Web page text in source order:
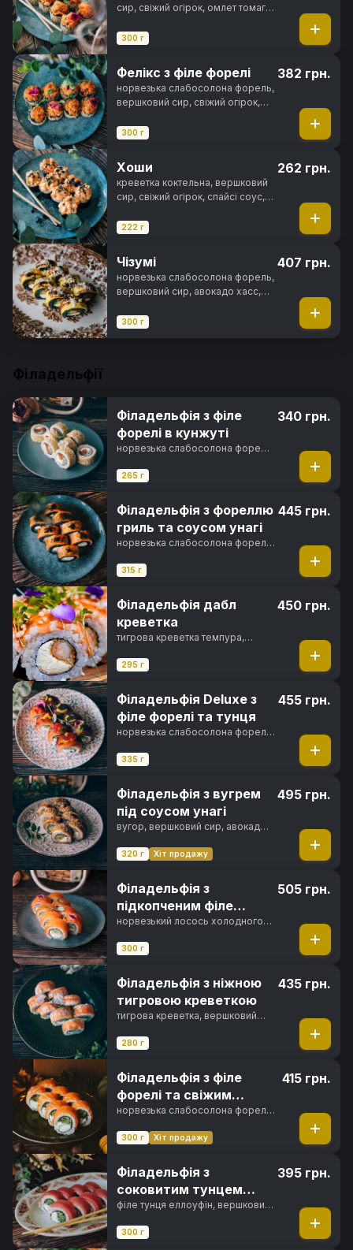
сир, свіжий огірок, омлет томаго,
чорнила каракатиці, кунжут, норі,
300 г
Фелікс з філе форелі
норвезька слабосолона форель,
вершковий сир, свіжий огірок,
спайсі соус, чорнила каракатиці,
300 г
382 грн.
Хоши
креветка коктельна, вершковий
сир, свіжий огірок, спайсі соус,
222 г
262 грн.
Чізумі
норвезька слабосолона форель,
вершковий сир, авокадо хасс,
пармезан, чорнила каракатиці,
300 г
407 грн.
Філадельфії
Філадельфія з філе
форелі в кунжуті
норвезька слабосолона форель,
кунжут, норі, рис
265 г
340 грн.
Філадельфія з фореллю
гриль та соусом унагі
норвезька слабосолона форель,
унагі соус, кунжут, чорнила
315 г
445 грн.
Філадельфія дабл
креветка
тигрова креветка темпура,
креветка, солодкий чилі соус,
295 г
450 грн.
Філадельфія Deluxe з
філе форелі та тунця
норвезька слабосолона форель,
свіжий огірок, ікра тобіко,
норі, рис
335 г
455 грн.
Філадельфія з вугрем
під соусом унагі
вугор, вершковий сир, авокадо
кунжут, норі, рис
320 г Хіт продажу
495 грн.
Філадельфія з
підкопченим філе
лосося
норвезький лосось холодного
свіжий огірок, норі, рис
300 г
505 грн.
Філадельфія з ніжною
тигровою креветкою
тигрова креветка, вершковий
280 г
435 грн.
Філадельфія з філе
форелі та свіжим
огірком
норвезька слабосолона форель,
норі, рис
300 г Хіт продажу
415 грн.
Філадельфія з
соковитим тунцем
Еллоуфін
філе тунця еллоуфін, вершковий
300 г
395 грн.